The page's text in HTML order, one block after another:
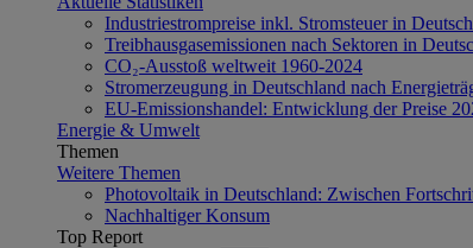
Industriestrompreise inkl. Stromsteuer in
Treibhausgasemissionen nach Sektoren in
CO₂-Ausstoß weltweit 1960-2024
Stromerzeugung in Deutschland nach
EU-Emissionshandel: Entwicklung der Preise
Energie & Umwelt
Themen
Weitere Themen
Photovoltaik in Deutschland: Zwischen
Nachhaltiger Konsum
Top Report